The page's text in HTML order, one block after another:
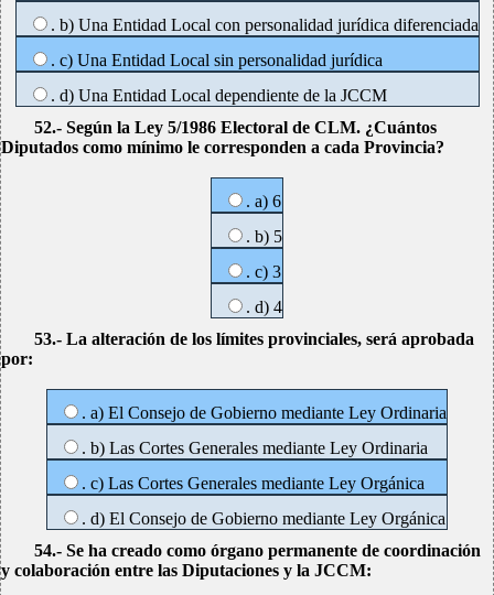
. b) Una Entidad Local con personalidad jurídica diferenciada
. c) Una Entidad Local sin personalidad jurídica
. d) Una Entidad Local dependiente de la JCCM
52.- Según la Ley 5/1986 Electoral de CLM. ¿Cuántos
Diputados como mínimo le corresponden a cada Provincia?
. a) 6
. b) 5
. c) 3
. d) 4
53.- La alteración de los límites provinciales, será aprobada
por:
. a) El Consejo de Gobierno mediante Ley Ordinaria
. b) Las Cortes Generales mediante Ley Ordinaria
. c) Las Cortes Generales mediante Ley Orgánica
. d) El Consejo de Gobierno mediante Ley Orgánica
54.- Se ha creado como órgano permanente de coordinación
y colaboración entre las Diputaciones y la JCCM: